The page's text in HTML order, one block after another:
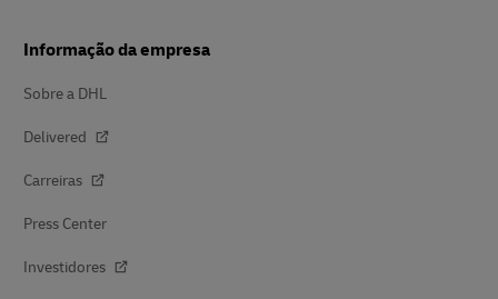
Informação da empresa
Sobre a DHL
Delivered
Carreiras
Press Center
Investidores